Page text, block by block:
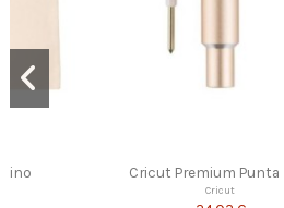
Cricut Premium Punta Fina